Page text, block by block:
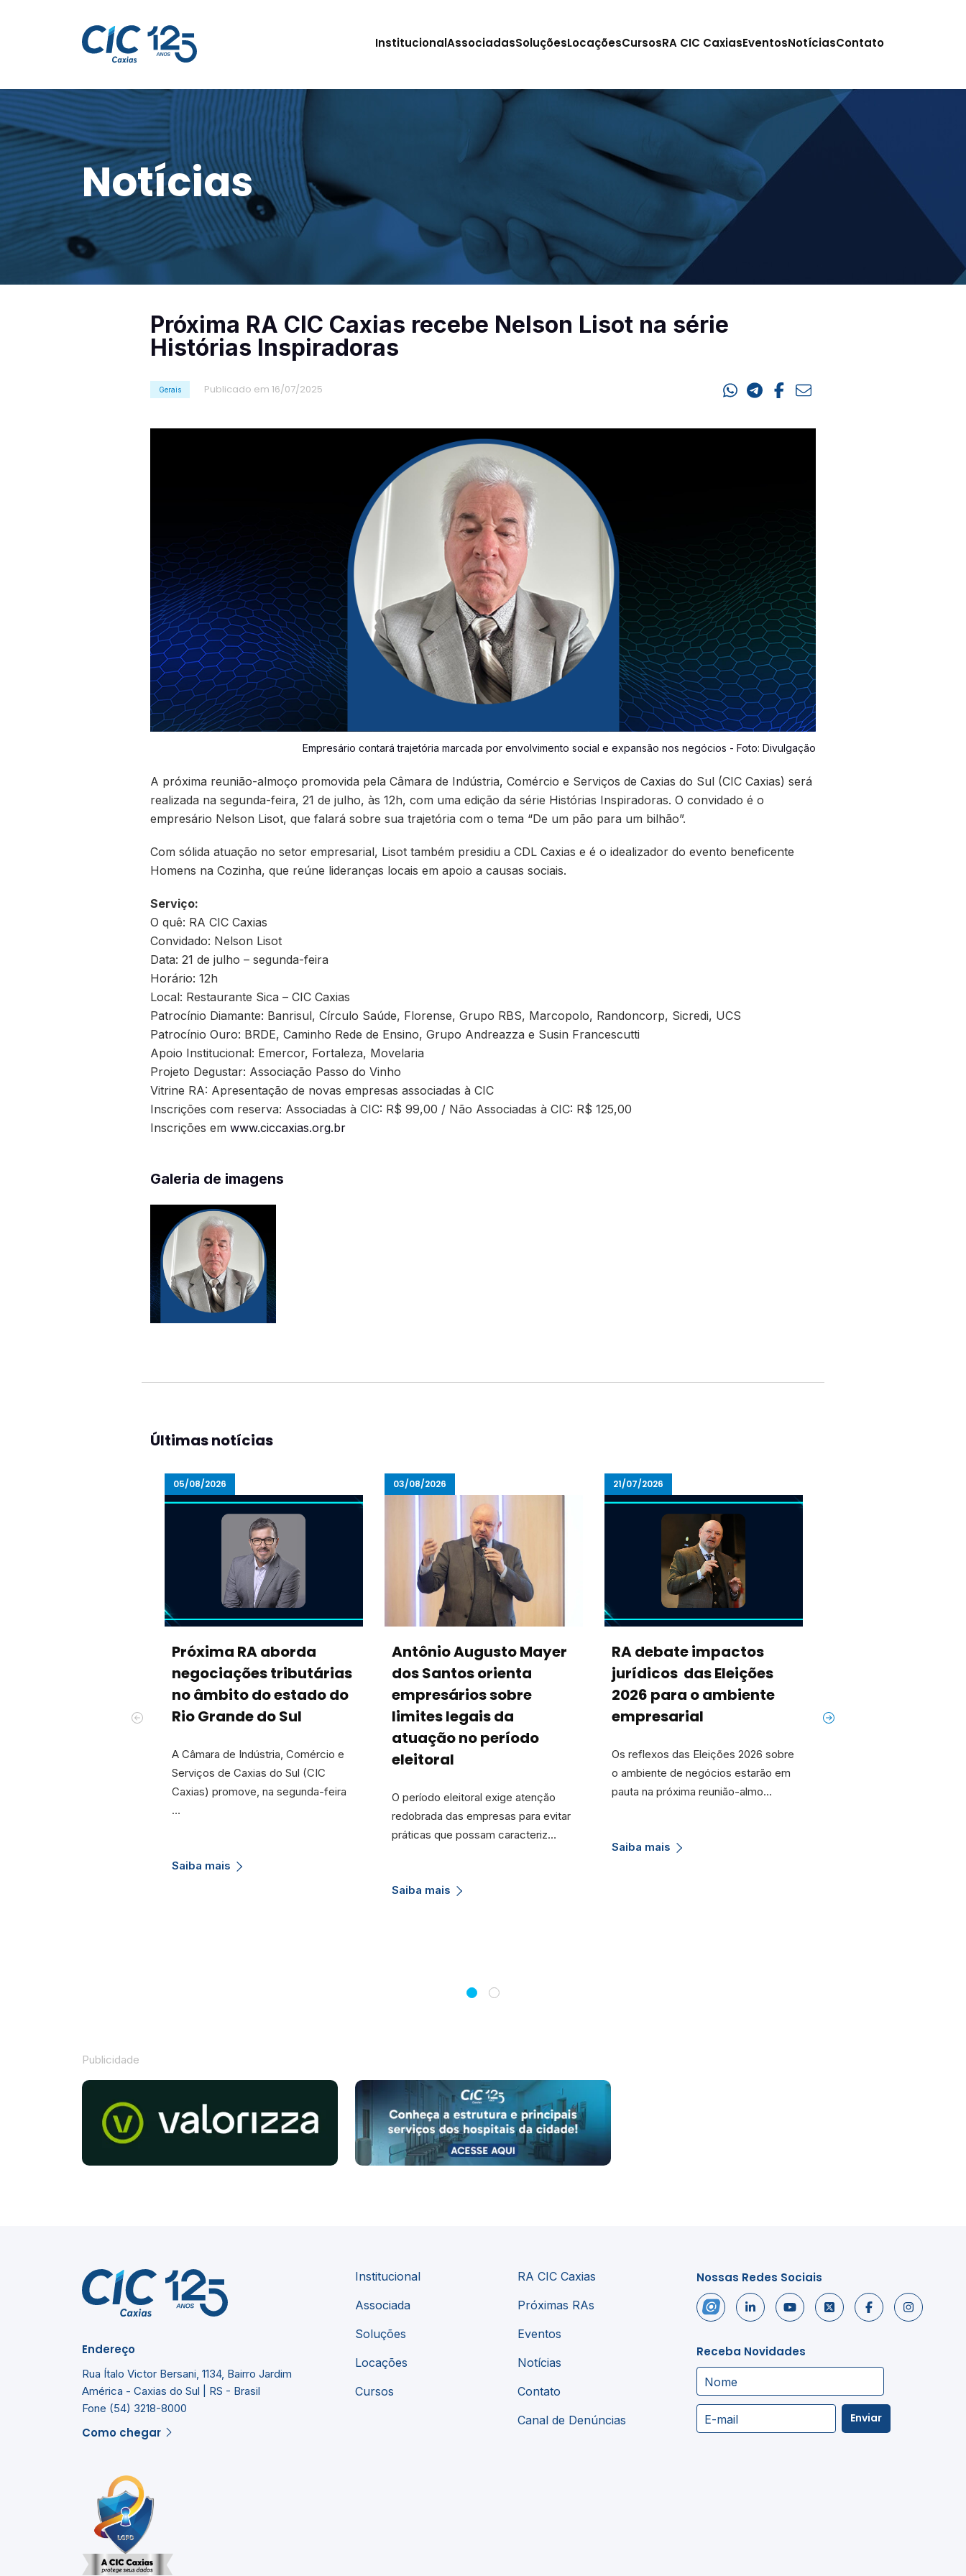
InstitucionalAssociadasSoluçõesLocaçõesCursosRA CIC CaxiasEventosNotíciasContato
Notícias
Próxima RA CIC Caxias recebe Nelson Lisot na série
Histórias Inspiradoras
Gerais Publicado em 16/07/2025
Empresário contará trajetória marcada por envolvimento social e expansão nos negócios - Foto: Divulgação
A próxima reunião-almoço promovida pela Câmara de Indústria, Comércio e Serviços de Caxias do Sul (CIC Caxias) será
realizada na segunda-feira, 21 de julho, às 12h, com uma edição da série Histórias Inspiradoras. O convidado é o
empresário Nelson Lisot, que falará sobre sua trajetória com o tema “De um pão para um bilhão”.
Com sólida atuação no setor empresarial, Lisot também presidiu a CDL Caxias e é o idealizador do evento beneficente
Homens na Cozinha, que reúne lideranças locais em apoio a causas sociais.
Serviço:
O quê: RA CIC Caxias
Convidado: Nelson Lisot
Data: 21 de julho – segunda-feira
Horário: 12h
Local: Restaurante Sica – CIC Caxias
Patrocínio Diamante: Banrisul, Círculo Saúde, Florense, Grupo RBS, Marcopolo, Randoncorp, Sicredi, UCS
Patrocínio Ouro: BRDE, Caminho Rede de Ensino, Grupo Andreazza e Susin Francescutti
Apoio Institucional: Emercor, Fortaleza, Movelaria
Projeto Degustar: Associação Passo do Vinho
Vitrine RA: Apresentação de novas empresas associadas à CIC
Inscrições com reserva: Associadas à CIC: R$ 99,00 / Não Associadas à CIC: R$ 125,00
Inscrições em www.ciccaxias.org.br
Galeria de imagens
Últimas notícias
05/08/2026
Próxima RA aborda
negociações tributárias
no âmbito do estado do
Rio Grande do Sul
A Câmara de Indústria, Comércio e
Serviços de Caxias do Sul (CIC
Caxias) promove, na segunda-feira
…
Saiba mais
03/08/2026
Antônio Augusto Mayer
dos Santos orienta
empresários sobre
limites legais da
atuação no período
eleitoral
O período eleitoral exige atenção
redobrada das empresas para evitar
práticas que possam caracteriz…
Saiba mais
21/07/2026
RA debate impactos
jurídicos das Eleições
2026 para o ambiente
empresarial
Os reflexos das Eleições 2026 sobre
o ambiente de negócios estarão em
pauta na próxima reunião-almo…
Saiba mais
história
Publicidade
Endereço
Rua Ítalo Victor Bersani, 1134, Bairro Jardim
América - Caxias do Sul | RS - Brasil
Fone (54) 3218-8000
Como chegar
Institucional
Associada
Soluções
Locações
Cursos
RA CIC Caxias
Próximas RAs
Eventos
Notícias
Contato
Canal de Denúncias
Nossas Redes Sociais
Receba Novidades
Nome
E-mail Enviar